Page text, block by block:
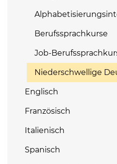
Berufssprachkurse
Job-
Niederschwellige
Englisch
Französisch
Italienisch
Spanisch